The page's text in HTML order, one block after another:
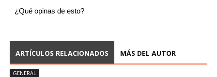
¿Qué opinas de esto?
ARTÍCULOS RELACIONADOS MÁS DEL AUTOR
GENERAL